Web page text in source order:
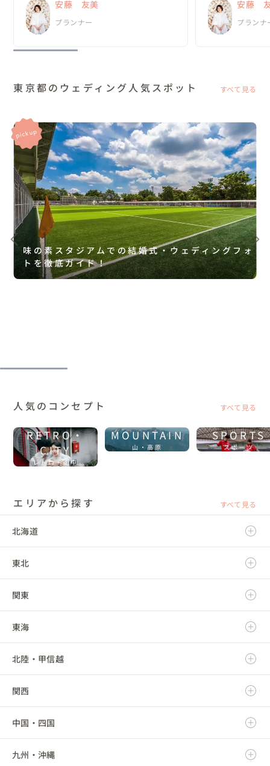
ったことを、安藤さんは「何として...
安藤 友美
プランナー
新郎・新婦に招待
の、ほと...
安藤
プランナ
東京都のウェディング人気スポット すべて見る
味の素スタジアムでの結婚式・ウェディングフォ
トを徹底ガイド！
人気のコンセプト すべて見る
RETRO・
CITY
レトロ・街中
MOUNTAIN
山・高原
SPORTS
スポーツ
エリアから探す すべて見る
北海道
北海道
東北
青森県
岩手県
宮城県
秋田県
山形県
福島県
関東
茨城県
栃木県
群馬県
埼玉県
千葉県
東海
岐阜県
静岡県
愛知県
三重県
北陸・甲信越
新潟県
富山県
石川県
関西
滋賀県
京都府
中国・四国
鳥取県
九州・沖縄